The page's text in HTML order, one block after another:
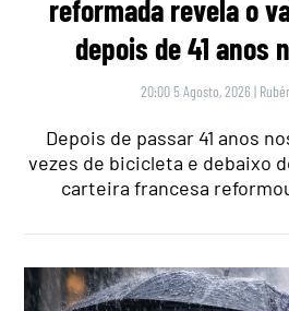
reformada revela o
depois de 41 anos
20:00 5 Agosto, 2026 |
Depois de passar 41 anos
vezes de bicicleta e debaixo
carteira francesa